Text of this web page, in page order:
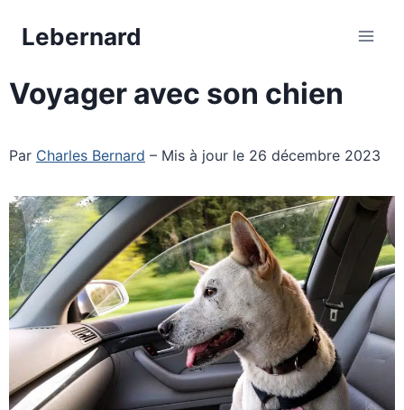
Lebernard
Voyager avec son chien
Par Charles Bernard – Mis à jour le 26 décembre 2023